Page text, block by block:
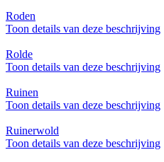
Roden
Toon details van deze beschrijving
Rolde
Toon details van deze beschrijving
Ruinen
Toon details van deze beschrijving
Ruinerwold
Toon details van deze beschrijving